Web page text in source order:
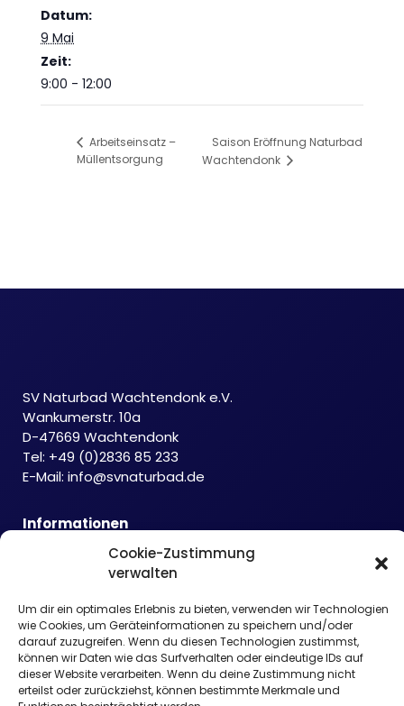
Cookie-Zustimmung
verwalten
Um dir ein optimales Erlebnis zu bieten, verwenden wir Technologien
wie Cookies, um Geräteinformationen zu speichern und/oder
darauf zuzugreifen. Wenn du diesen Technologien zustimmst,
können wir Daten wie das Surfverhalten oder eindeutige IDs auf
dieser Website verarbeiten. Wenn du deine Zustimmung nicht
erteilst oder zurückziehst, können bestimmte Merkmale und
Datum:
9 Mai
Zeit:
9:00 - 12:00
Arbeitseinsatz –
Müllentsorgung
Saison Eröffnung Naturbad
Wachtendonk
SV Naturbad Wachtendonk e.V.
Wankumerstr. 10a
D-47669 Wachtendonk
Tel: +49 (0)2836 85 233
E-Mail: info@svnaturbad.de
Informationen
Datenschutzerklärung
Cookie-Richtlinie
Haftungsausschluss
Impressum